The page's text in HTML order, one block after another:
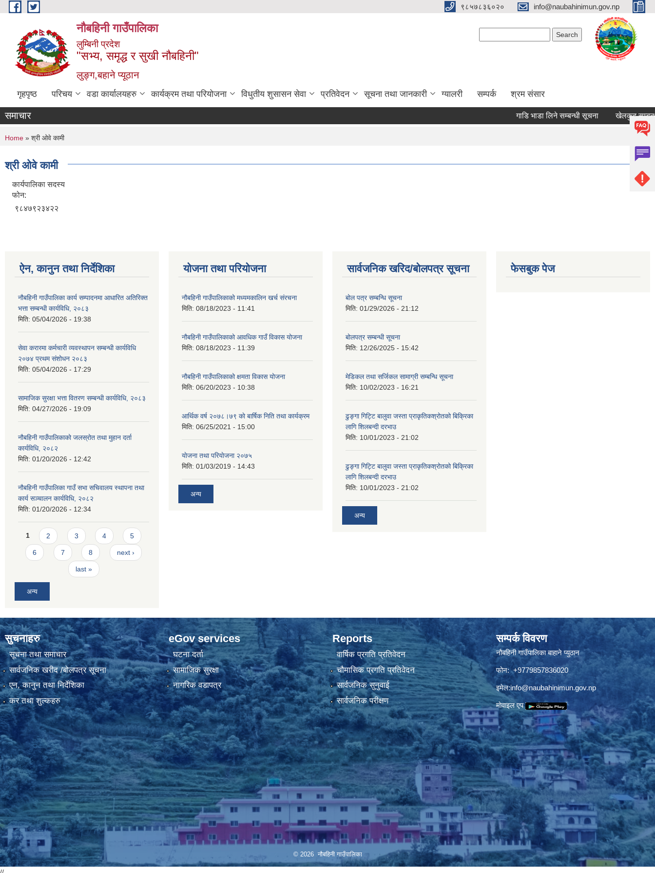
Skip to main content ९८५७८३६०२० info@naubahinimun.gov.np
नौबहिनी गाउँपालिका
लुम्बिनी प्रदेश
"सभ्य, समृद्ध र सुखी नौबहिनी"
लुङ्ग,बहाने प्यूठान
गृहपृष्ठ परिचय वडा कार्यालयहरु कार्यक्रम तथा परियोजना विधुतीय शुसासन सेवा प्रतिवेदन सूचना तथा जानकारी ग्यालरी सम्पर्क श्रम संसार
समाचार गाडि भाडा लिने सम्बन्धी सूचना खेलकुद सम्बन्धी
You are here
Home » श्री ओवे कामी
श्री ओवे कामी
कार्यपालिका सदस्य
फोन:
९८४७९२३४२२
ऐन, कानुन तथा निर्देशिका
नौबहिनी गाउँपालिका कार्य सम्पादनमा आधारित अतिरिक्त
भत्ता सम्बन्धी कार्यविधि, २०८३
मिति: 05/04/2026 - 19:38
सेवा करारमा कर्मचारी व्यवस्थापन सम्बन्धी कार्यविधि
२०७४ प्रथम संशोधन २०८३
मिति: 05/04/2026 - 17:29
सामाजिक सुरक्षा भत्ता वितरण सम्बन्धी कार्यविधि, २०८३
मिति: 04/27/2026 - 19:09
नौबहिनी गाउँपालिकाको जलस्रोत तथा मुहान दर्ता
कार्यविधि, २०८२
मिति: 01/20/2026 - 12:42
नौबहिनी गाउँपालिका गाउँ सभा सचिवालय स्थापना तथा
कार्य सञ्चालन कार्यविधि, २०८२
मिति: 01/20/2026 - 12:34
Pages
1 2 3 4 5
6 7 8 next ›
last »
अन्य
योजना तथा परियोजना
नौबहिनी गाउँपालिकाको मध्यमकालिन खर्च संरचना
मिति: 08/18/2023 - 11:41
नौबहिनी गाउँपालिकाको आवधिक गाउँ विकास योजना
मिति: 08/18/2023 - 11:39
नौबहिनी गाउँपालिकाको क्षमता विकास योजना
मिति: 06/20/2023 - 10:38
आर्थिक वर्ष २०७८।७९ काे बार्षिक निति तथा कार्यक्रम
मिति: 06/25/2021 - 15:00
याेजना तथा परियाेजना २०७५
मिति: 01/03/2019 - 14:43
अन्य
सार्वजनिक खरिद/बोलपत्र सूचना
बोल पत्र सम्बन्धि सूचना
मिति: 01/29/2026 - 21:12
बोलपत्र सम्बन्धी सूचना
मिति: 12/26/2025 - 15:42
मेडिकल तथा सर्जिकल सामाग्री सम्बन्धि सूचना
मिति: 10/02/2023 - 16:21
ढुङ्गा गिट्टि बालुवा जस्ता प्राकृतिकश्रोतको बिक्रिका
लागि शिलबन्दी दरभाउ
मिति: 10/01/2023 - 21:02
ढुङ्गा गिट्टि बालुवा जस्ता प्राकृतिकश्रोतको बिक्रिका
लागि शिलबन्दी दरभाउ
मिति: 10/01/2023 - 21:02
अन्य
फेसबुक पेज
सुचनाहरु
सूचना तथा समाचार
सार्वजनिक खरीद /बोलपत्र सूचना
एन, कानुन तथा निर्देशिका
कर तथा शुल्कहरु
eGov services
घटना दर्ता
सामाजिक सुरक्षा
नागरिक वडापत्र
Reports
वार्षिक प्रगति प्रतिवेदन
चौमासिक प्रगति प्रतिवेदन
सार्वजनिक सुनुवाई
सार्वजनिक परीक्षण
सम्पर्क विवरण
नौबहिनी गाउँपालिका बाहाने प्युठान
फोन: +9779857836020
इमेल:info@naubahinimun.gov.np
माेवाइल एप
© 2026 नौबहिनी गाउँपालिका